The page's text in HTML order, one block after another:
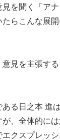
を聞く「ア
らこんな展
見を主張す
る日之本 進
、全体的に
クスプレッシ